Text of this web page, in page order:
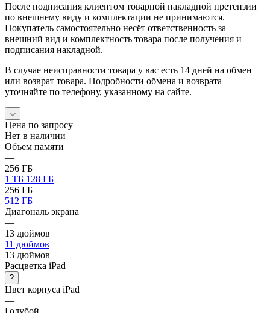
После подписания клиентом товарной накладной претензии
по внешнему виду и комплектации не принимаются.
Покупатель самостоятельно несёт ответственность за
внешний вид и комплектность товара после получения и
подписания накладной.
В случае неисправности товара у вас есть 14 дней на обмен
или возврат товара. Подробности обмена и возврата
уточняйте по телефону, указанному на сайте.
Цена по запросу
Нет в наличии
Объем памяти
—
256 ГБ
1 ТБ 128 ГБ
256 ГБ
512 ГБ
Диагональ экрана
—
13 дюймов
11 дюймов
13 дюймов
Расцветка iPad
?
Цвет корпуса iPad
—
Голубой